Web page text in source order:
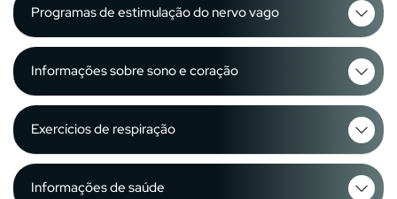
Programas de estimulação do nervo vago
Informações sobre sono e coração
Exercícios de respiração
Informações de saúde